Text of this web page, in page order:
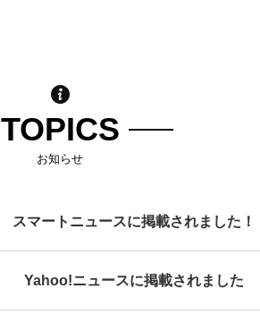
TOPICS
お知らせ
スマートニュースに掲載されました！
Yahoo!ニュースに掲載されました